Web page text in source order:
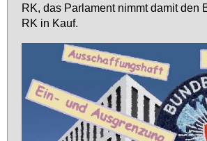
RK, das Par­la­ment nimmt da­mit den
RK in Kauf.